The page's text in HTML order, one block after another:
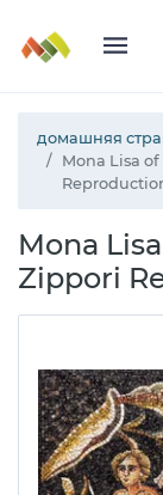
домашняя
Mona Lisa
Mona
Zippori